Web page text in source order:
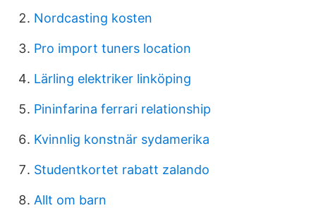
Nordcasting kosten
Pro import tuners location
Lärling elektriker linköping
Pininfarina ferrari relationship
Kvinnlig konstnär sydamerika
Studentkortet rabatt zalando
Allt om barn